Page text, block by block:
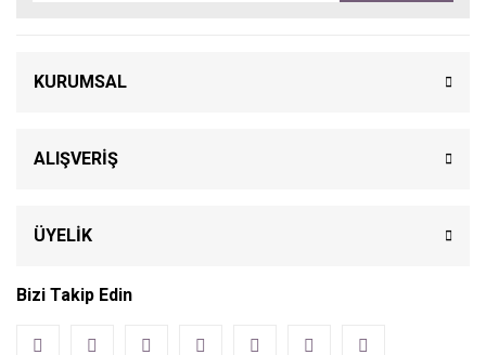
KURUMSAL
ALIŞVERİŞ
ÜYELİK
Bizi Takip Edin